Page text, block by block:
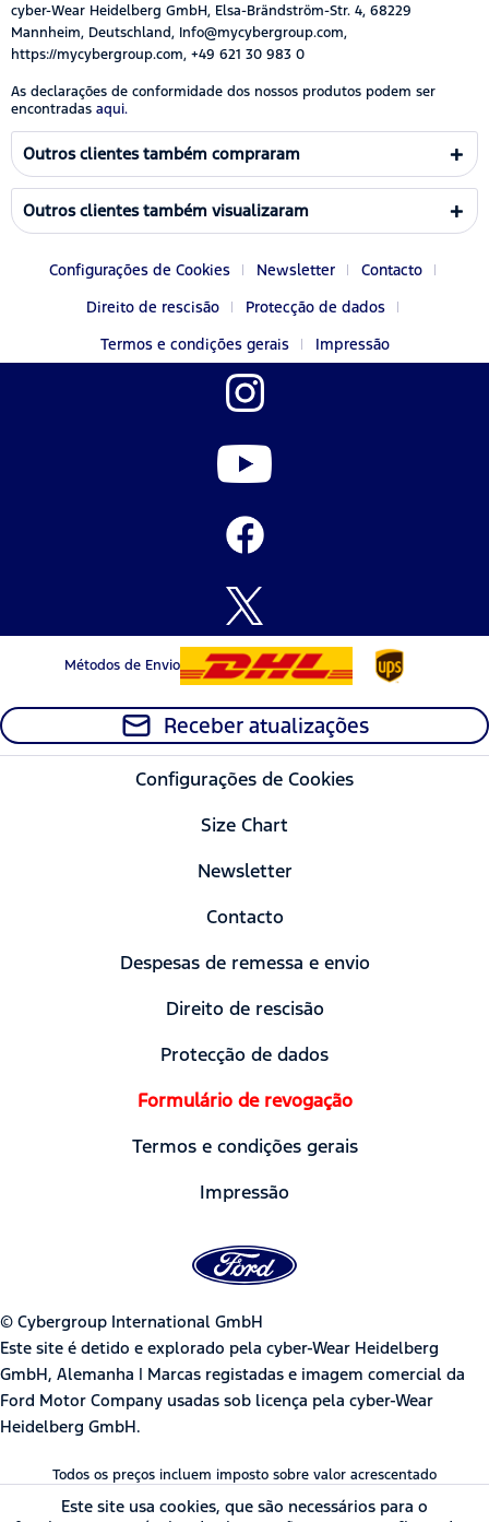
cyber-Wear Heidelberg GmbH, Elsa-Brändström-Str. 4, 68229
Mannheim, Deutschland, Info@mycybergroup.com,
https://mycybergroup.com, +49 621 30 983 0
As declarações de conformidade dos nossos produtos podem ser
encontradas aqui.
Outros clientes também compraram
Outros clientes também visualizaram
Configurações de Cookies Newsletter
Contacto
Direito de rescisão
Protecção de dados
Termos e condições gerais
Impressão
Métodos de Envio
Receber atualizações
Configurações de Cookies
Size Chart
Newsletter
Contacto
Despesas de remessa e envio
Direito de rescisão
Protecção de dados
Formulário de revogação
Termos e condições gerais
Impressão
© Cybergroup International GmbH
Este site é detido e explorado pela cyber-Wear Heidelberg
GmbH, Alemanha | Marcas registadas e imagem comercial da
Ford Motor Company usadas sob licença pela cyber-Wear
Heidelberg GmbH.
Todos os preços incluem imposto sobre valor acrescentado
Este site usa cookies, que são necessários para o